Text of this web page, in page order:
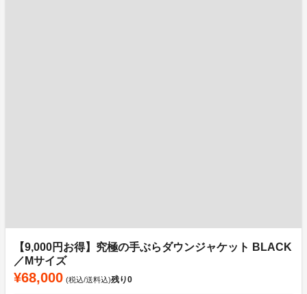
【9,000円お得】究極の手ぶらダウンジャケット BLACK
／Mサイズ
¥68,000 (税込/送料込)残り0